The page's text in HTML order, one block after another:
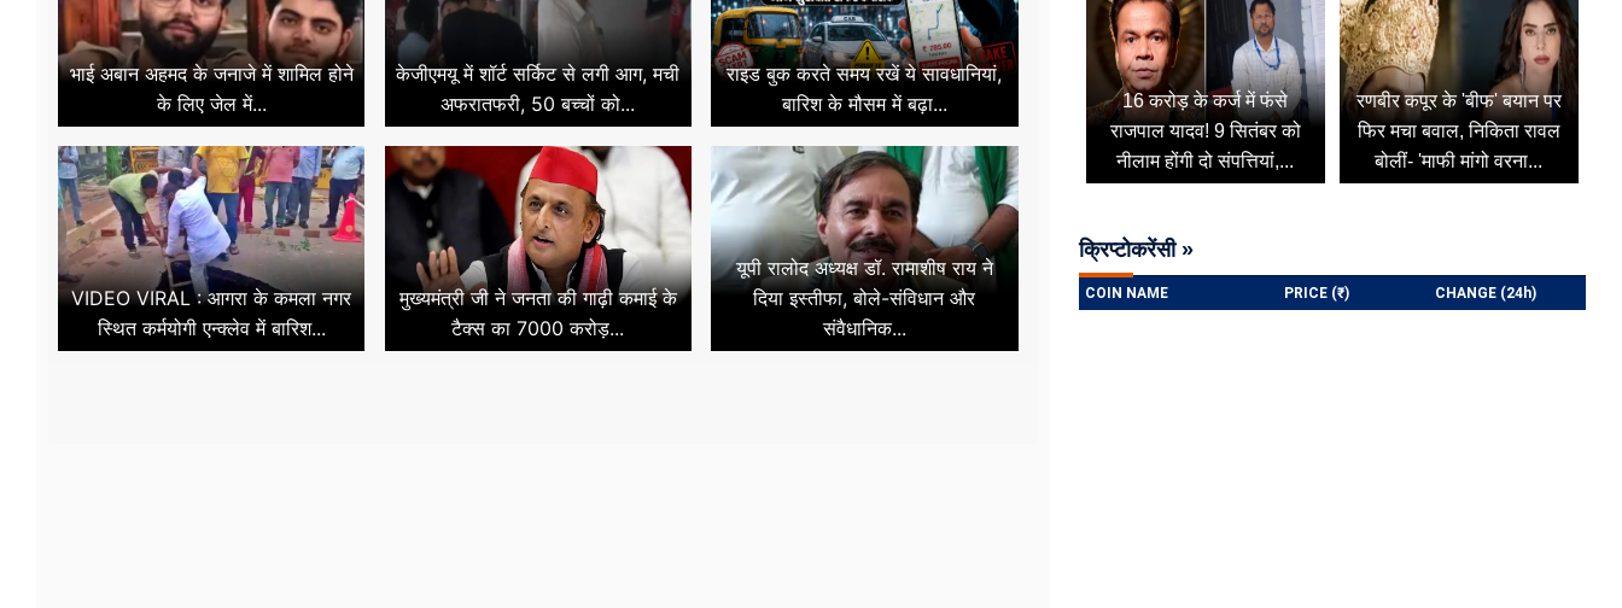
भाई अबान अहमद के जनाजे में शामिल होने
के लिए जेल में...
केजीएमयू में शॉर्ट सर्किट से लगी आग, मची
अफरातफरी, 50 बच्चों को...
राइड बुक करते समय रखें ये सावधानियां,
बारिश के मौसम में बढ़ा...
VIDEO VIRAL : आगरा के कमला नगर
स्थित कर्मयोगी एन्क्लेव में बारिश...
मुख्यमंत्री जी ने जनता की गाढ़ी कमाई के
टैक्स का 7000 करोड़...
यूपी रालोद अध्यक्ष डॉ. रामाशीष राय ने
दिया इस्तीफा, बोले-संविधान और
संवैधानिक...
16 करोड़ के कर्ज में फंसे
राजपाल यादव! 9 सितंबर को
नीलाम होंगी दो संपत्तियां,...
रणबीर कपूर के 'बीफ' बयान पर
फिर मचा बवाल, निकिता रावल
बोलीं- 'माफी मांगो वरना...
क्रिप्टोकरेंसी »